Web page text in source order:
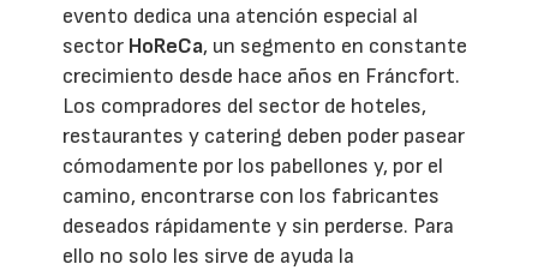
evento dedica una atención especial al
sector HoReCa, un segmento en constante
crecimiento desde hace años en Fráncfort.
Los compradores del sector de hoteles,
restaurantes y catering deben poder pasear
cómodamente por los pabellones y, por el
camino, encontrarse con los fabricantes
deseados rápidamente y sin perderse. Para
ello no solo les sirve de ayuda la